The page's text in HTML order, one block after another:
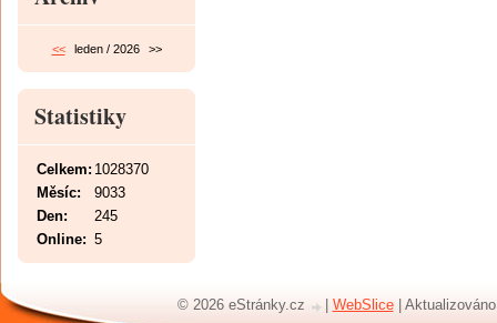
<< leden / 2026 >>
Statistiky
Online: 5
Celkem: 1028370
Měsíc:
9033
Den:
245
© 2026 eStránky.cz WebSlice